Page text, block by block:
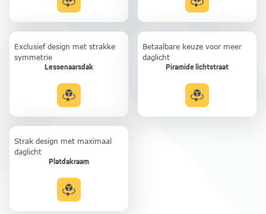
Exclusief design met strakke
symmetrie
Lessenaarsdak
Betaalbare keuze voor meer
daglicht
Piramide lichtstraat
Strak design met maximaal
daglicht
Platdakraam